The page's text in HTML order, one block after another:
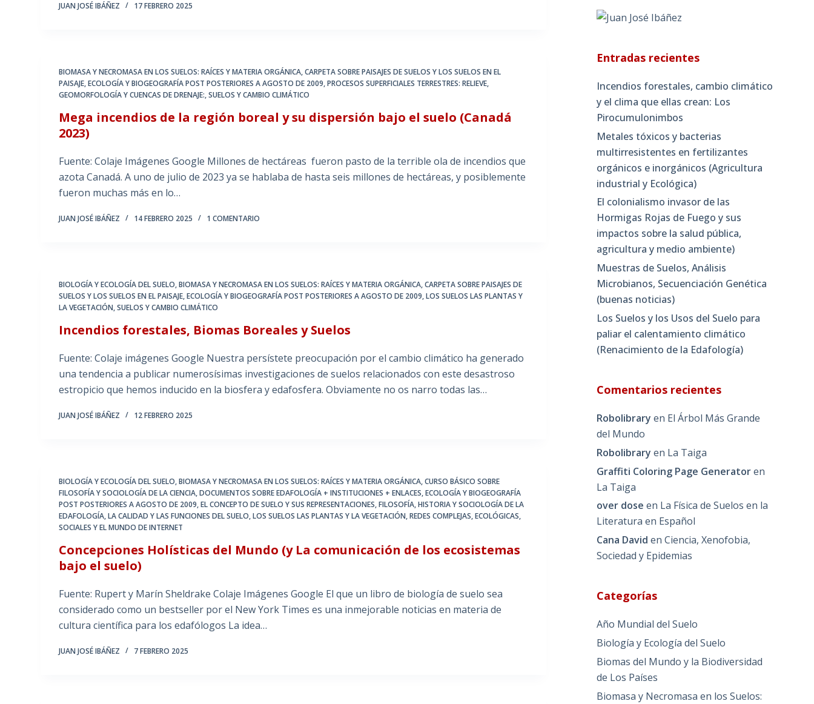
JUAN JOSÉ IBÁÑEZ 17 FEBRERO 2025
BIOMASA Y NECROMASA EN LOS SUELOS: RAÍCES Y MATERIA ORGÁNICA,CARPETA SOBRE PAISAJES DE SUELOS Y LOS SUELOS EN EL
PAISAJE,ECOLOGÍA Y BIOGEOGRAFÍA POST POSTERIORES A AGOSTO DE 2009,PROCESOS SUPERFICIALES TERRESTRES: RELIEVE,
GEOMORFOLOGÍA Y CUENCAS DE DRENAJE:,SUELOS Y CAMBIO CLIMÁTICO
Mega incendios de la región boreal y su dispersión bajo el suelo (Canadá
2023)
Fuente: Colaje Imágenes Google Millones de hectáreas fueron pasto de la terrible ola de incendios que
azota Canadá. A uno de julio de 2023 ya se hablaba de hasta seis millones de hectáreas, y posiblemente
fueron muchas más en lo…
JUAN JOSÉ IBÁÑEZ 14 FEBRERO 2025 1 COMENTARIO
BIOLOGÍA Y ECOLOGÍA DEL SUELO,BIOMASA Y NECROMASA EN LOS SUELOS: RAÍCES Y MATERIA ORGÁNICA,CARPETA SOBRE PAISAJES DE
SUELOS Y LOS SUELOS EN EL PAISAJE,ECOLOGÍA Y BIOGEOGRAFÍA POST POSTERIORES A AGOSTO DE 2009,LOS SUELOS LAS PLANTAS Y
LA VEGETACIÓN,SUELOS Y CAMBIO CLIMÁTICO
Incendios forestales, Biomas Boreales y Suelos
Fuente: Colaje imágenes Google Nuestra persístete preocupación por el cambio climático ha generado
una tendencia a publicar numerosísimas investigaciones de suelos relacionados con este desastroso
estropicio que hemos inducido en la biosfera y edafosfera. Obviamente no os narro todas las…
JUAN JOSÉ IBÁÑEZ 12 FEBRERO 2025
BIOLOGÍA Y ECOLOGÍA DEL SUELO,BIOMASA Y NECROMASA EN LOS SUELOS: RAÍCES Y MATERIA ORGÁNICA,CURSO BÁSICO SOBRE
FILOSOFÍA Y SOCIOLOGÍA DE LA CIENCIA,DOCUMENTOS SOBRE EDAFOLOGÍA + INSTITUCIONES + ENLACES,ECOLOGÍA Y BIOGEOGRAFÍA
POST POSTERIORES A AGOSTO DE 2009,EL CONCEPTO DE SUELO Y SUS REPRESENTACIONES,FILOSOFÍA, HISTORIA Y SOCIOLOGÍA DE LA
EDAFOLOGÍA,LA CALIDAD Y LAS FUNCIONES DEL SUELO,LOS SUELOS LAS PLANTAS Y LA VEGETACIÓN,REDES COMPLEJAS, ECOLÓGICAS,
SOCIALES Y EL MUNDO DE INTERNET
Concepciones Holísticas del Mundo (y La comunicación de los ecosistemas
bajo el suelo)
Fuente: Rupert y Marín Sheldrake Colaje Imágenes Google El que un libro de biología de suelo sea
considerado como un bestseller por el New York Times es una inmejorable noticias en materia de
cultura científica para los edafólogos La idea…
JUAN JOSÉ IBÁÑEZ 7 FEBRERO 2025
Entradas recientes
Incendios forestales, cambio climático
y el clima que ellas crean: Los
Pirocumulonimbos
Metales tóxicos y bacterias
multirresistentes en fertilizantes
orgánicos e inorgánicos (Agricultura
industrial y Ecológica)
El colonialismo invasor de las
Hormigas Rojas de Fuego y sus
impactos sobre la salud pública,
agricultura y medio ambiente)
Muestras de Suelos, Análisis
Microbianos, Secuenciación Genética
(buenas noticias)
Los Suelos y los Usos del Suelo para
paliar el calentamiento climático
(Renacimiento de la Edafología)
Comentarios recientes
Robolibrary en El Árbol Más Grande
del Mundo
Robolibrary en La Taiga
Graffiti Coloring Page Generatoren
La Taiga
over dose en La Física de Suelos en la
Literatura en Español
Cana David enCiencia, Xenofobia,
Sociedad y Epidemias
Categorías
Año Mundial del Suelo
Biología y Ecología del Suelo
Biomas del Mundo y la Biodiversidad
de Los Países
Biomasa y Necromasa en los Suelos: